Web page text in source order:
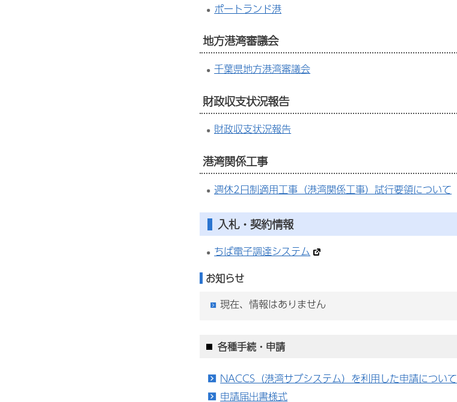
ポートランド港
地方港湾審議会
千葉県地方港湾審議会
財政収支状況報告
財政収支状況報告
港湾関係工事
週休2日制適用工事（港湾関係工事）試行要領について
入札・契約情報
ちば電子調達システム
お知らせ
現在、情報はありません
各種手続・申請
NACCS（港湾サブシステム）を利用した申請について
申請届出書様式